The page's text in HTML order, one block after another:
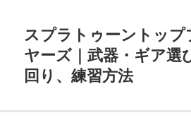
スプラトゥーントップ
ヤーズ｜武器・ギア選
回り、練習方法